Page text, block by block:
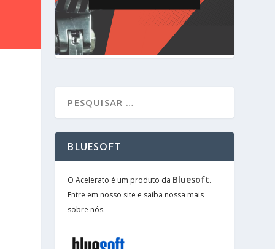
BLUESOFT
O Acelerato é um produto da Bluesoft.
Entre em nosso site e saiba nossa mais
sobre nós.